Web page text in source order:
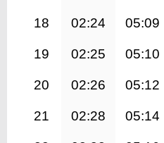
18 02:24 05:09
19 02:25 05:10
20 02:26 05:12
21 02:28 05:14